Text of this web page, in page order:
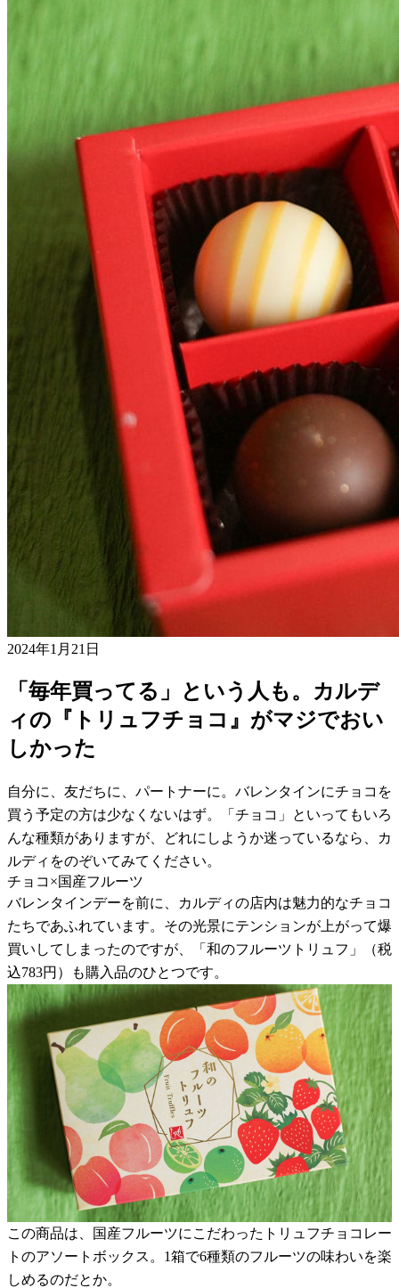
2024年1月21日
「毎年買ってる」という人も。カルデ
ィの『トリュフチョコ』がマジでおい
しかった
自分に、友だちに、パートナーに。バレンタインにチョコを
買う予定の方は少なくないはず。「チョコ」といってもいろ
んな種類がありますが、どれにしようか迷っているなら、カ
ルディをのぞいてみてください。
チョコ×国産フルーツ
バレンタインデーを前に、カルディの店内は魅力的なチョコ
たちであふれています。その光景にテンションが上がって爆
買いしてしまったのですが、「和のフルーツトリュフ」（税
込783円）も購入品のひとつです。
この商品は、国産フルーツにこだわったトリュフチョコレー
トのアソートボックス。1箱で6種類のフルーツの味わいを楽
しめるのだとか。